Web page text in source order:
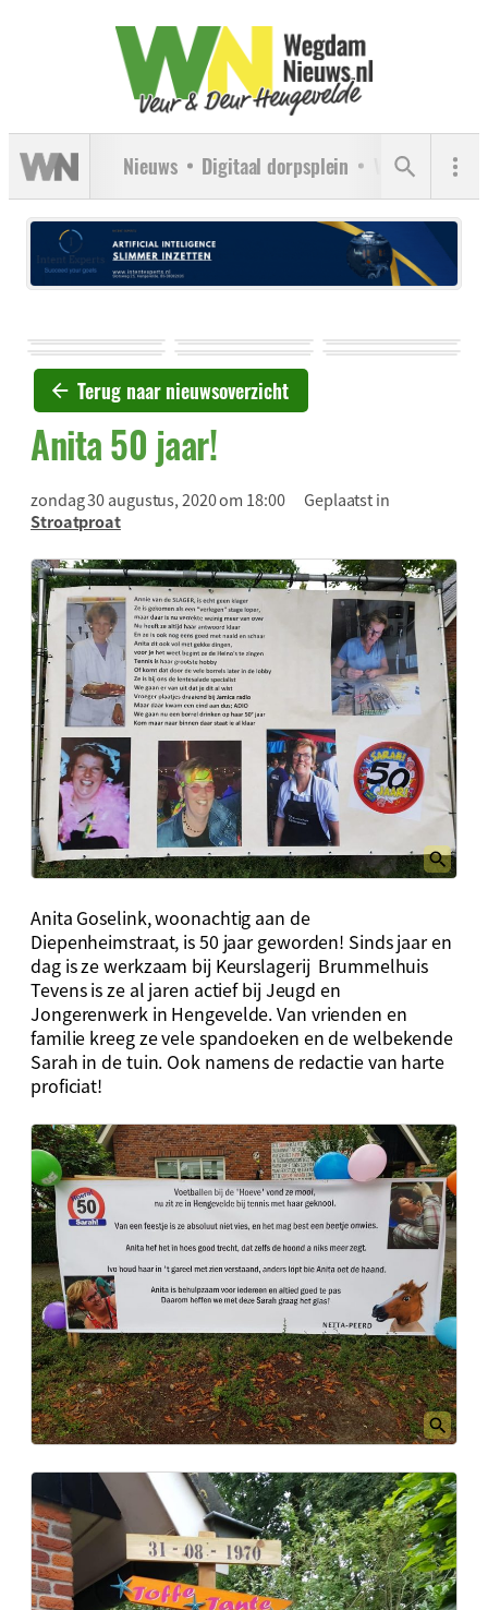
Nieuws Digitaal dorpsplein Verenigingen
Terug naar nieuwsoverzicht
Anita 50 jaar!
zondag 30 augustus, 2020 om 18:00
Geplaatst in
Stroatproat
Anita Goselink, woonachtig aan de
Diepenheimstraat, is 50 jaar geworden! Sinds jaar en
dag is ze werkzaam bij Keurslagerij Brummelhuis
Tevens is ze al jaren actief bij Jeugd en
Jongerenwerk in Hengevelde. Van vrienden en
familie kreeg ze vele spandoeken en de welbekende
Sarah in de tuin. Ook namens de redactie van harte
proficiat!